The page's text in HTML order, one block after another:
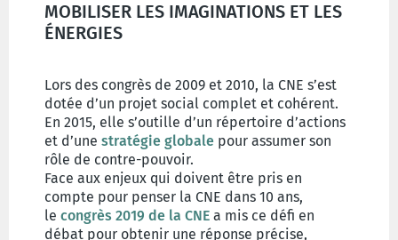
MOBILISER LES IMAGINATIONS ET LES
ÉNERGIES
Lors des congrès de 2009 et 2010, la CNE s’est
dotée d’un projet social complet et cohérent.
En 2015, elle s’outille d’un répertoire d’actions
et d’une stratégie globale pour assumer son
rôle de contre-pouvoir.
Face aux enjeux qui doivent être pris en
compte pour penser la CNE dans 10 ans,
le congrès 2019 de la CNE a mis ce défi en
débat pour obtenir une réponse précise,